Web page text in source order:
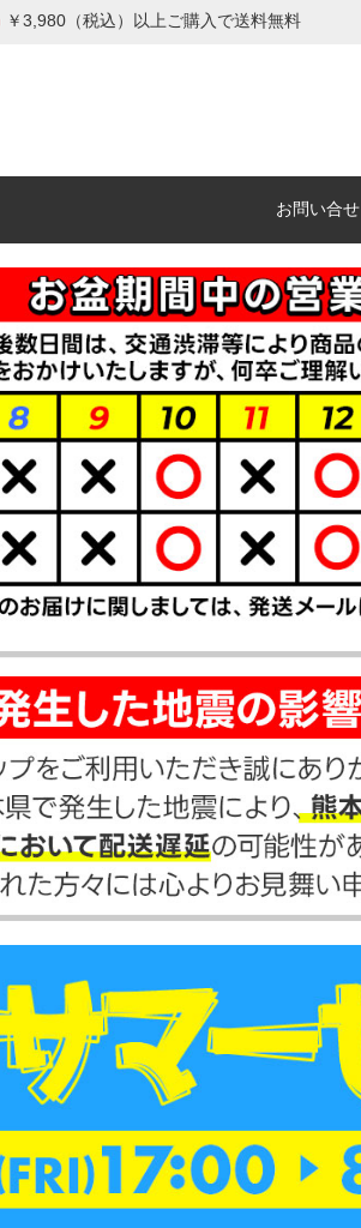
￥3,980（税込）以上ご購入で送料無料
お問い合せ